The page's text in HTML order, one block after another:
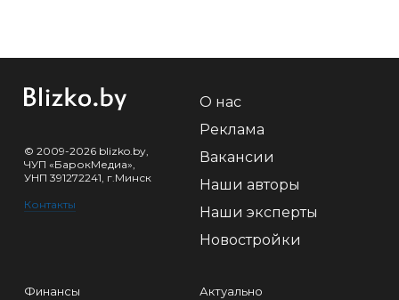
© 2009-2026 blizko.by,
ЧУП «БарокМедиа»,
УНП 391272241, г.Минск
Контакты
О нас
Реклама
Вакансии
Наши авторы
Наши эксперты
Новостройки
Финансы
Актуально